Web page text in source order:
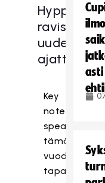
Hyppönen
ravistaa
ajatteluun
Key
note
speakerina
tämän
vuoden